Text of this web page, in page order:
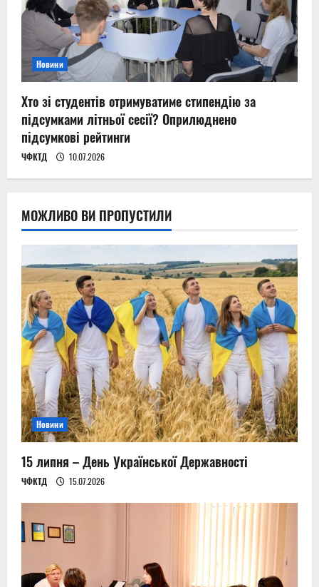
Новини
Хто зі студентів отримуватиме стипендію за
підсумками літньої сесії? Оприлюднено
підсумкові рейтинги
ЧФКТД 10.07.2026
МОЖЛИВО ВИ ПРОПУСТИЛИ
Новини
15 липня – День Української Державності
ЧФКТД 15.07.2026